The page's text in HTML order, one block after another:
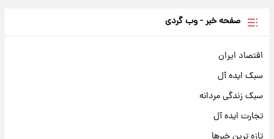
صفحه خبر - وب گردی
اقتصاد ایران
سبک ایده آل
سبک زندگی مردانه
تجارت ایده آل